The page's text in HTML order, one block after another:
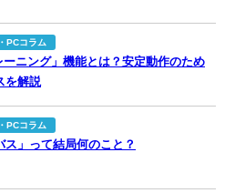
PCコラム
ニング」機能とは？安定動作のため
を解説
PCコラム
ス」って結局何のこと？